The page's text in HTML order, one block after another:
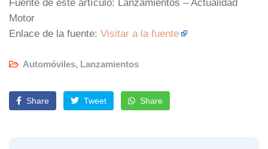
Fuente de este artículo: Lanzamientos – Actualidad
Motor
Enlace de la fuente: Visitar a la fuente
Automóviles, Lanzamientos
Share Tweet Share